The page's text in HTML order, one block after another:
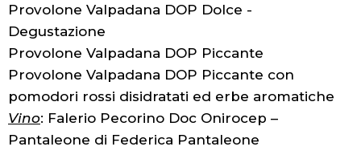
Provolone Valpadana DOP Dolce -
Degustazione
Provolone Valpadana DOP Piccante
Provolone Valpadana DOP Piccante con
pomodori rossi disidratati ed erbe aromatiche
Vino: Falerio Pecorino Doc Onirocep –
Pantaleone di Federica Pantaleone